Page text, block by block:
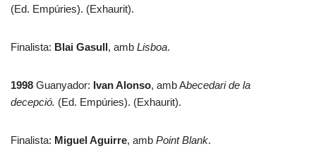
(Ed. Empúries). (Exhaurit).
Finalista: Blai Gasull, amb Lisboa.
1998 Guanyador: Ivan Alonso, amb Abecedari de la
decepció. (Ed. Empúries). (Exhaurit).
Finalista: Miguel Aguirre, amb Point Blank.